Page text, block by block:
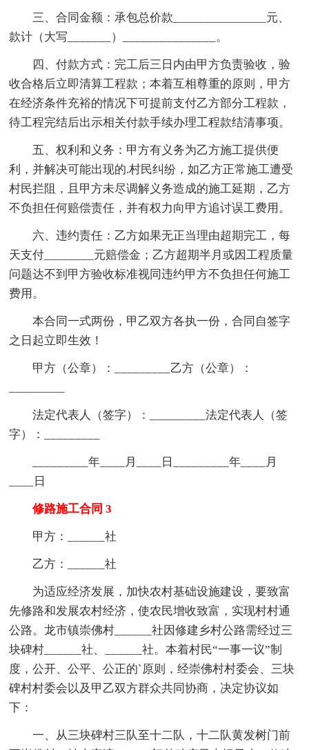
三、合同金额：承包总价款_______________元、
款计（大写_______）_______________。
四、付款方式：完工后三日内由甲方负责验收，验
收合格后立即清算工程款；本着互相尊重的原则，甲方
在经济条件充裕的情况下可提前支付乙方部分工程款，
待工程完结后出示相关付款手续办理工程款结清事项。
五、权利和义务：甲方有义务为乙方施工提供便
利，并解决可能出现的.村民纠纷，如乙方正常施工遭受
村民拦阻，且甲方未尽调解义务造成的施工延期，乙方
不负担任何赔偿责任，并有权力向甲方追讨误工费用。
六、违约责任：乙方如果无正当理由超期完工，每
天支付________元赔偿金；乙方超期半月或因工程质量
问题达不到甲方验收标准视同违约甲方不负担任何施工
费用。
本合同一式两份，甲乙双方各执一份，合同自签字
之日起立即生效！
甲方（公章）：_________乙方（公章）：
法定代表人（签字）：_________法定代表人（签
字）：_________
_________年____月____日_________年____月
____日
修路施工合同 3
甲方：______社
乙方：______社
为适应经济发展，加快农村基础设施建设，要致富
先修路和发展农村经济，使农民增收致富，实现村村通
公路。龙市镇崇佛村______社因修建乡村公路需经过三
块碑村______社、______社。本着村民“一事一议”制
度，公开、公平、公正的`原则，经崇佛村村委会、三块
碑村村委会以及甲乙双方群众共同协商，决定协议如
下：
一、从三块碑村三队至十二队，十二队黄发树门前